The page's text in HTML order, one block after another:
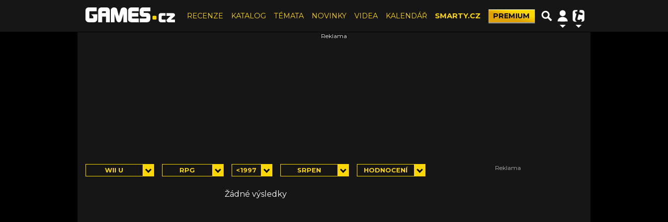
RECENZE KATALOG TÉMATA NOVINKY VIDEA KALENDÁŘ SMARTY.CZ PREMIUM
WII U RPG <1997 SRPEN HODNOCENÍ
Žádné výsledky